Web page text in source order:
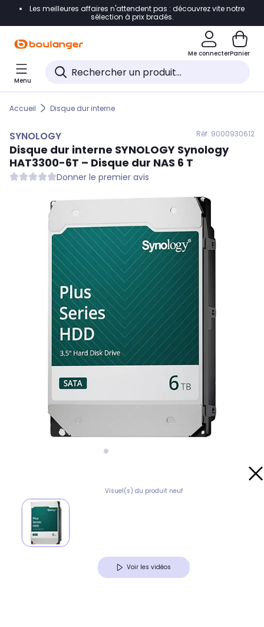
Accéder directement à la navigation
Accéder directement au pied de page
Accéder directement au chatbot
Les meilleures affaires n'attendent pas : découvrez vite notre
sélection à prix bradés.
Me connecterPanier
Menu
Accueil Disque dur interne
SYNOLOGY Réf. 9000930612
Disque dur interne SYNOLOGY Synology
HAT3300-6T – Disque dur NAS 6 T
Donner le premier avis
Visuel(s) du produit neuf
Voir les vidéos